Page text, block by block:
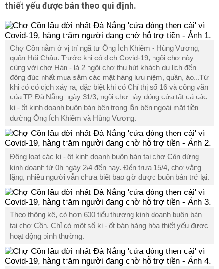
thiết yếu được bán theo qui định.
Chợ Cồn nằm ở vị trí ngã tư Ông Ích Khiêm - Hùng Vương,
quận Hải Châu. Trước khi có dịch Covid-19, ngôi chợ này
cùng với chợ Hàn - là 2 ngôi chợ thu hút khách du lịch đến
đông đúc nhất mua sắm các mặt hàng lưu niệm, quần, áo...Từ
khi có có dịch xảy ra, đặc biệt khi có Chỉ thị số 16 và công văn
của TP Đà Nẵng ngày 31/3, ngôi chợ này đóng cửa tất cả các
ki - ốt kinh doanh buôn bán bên trong lẫn bên ngoài mặt tiền
đường Ông Ích Khiêm và Hùng Vương.
Đồng loạt các ki - ốt kinh doanh buôn bán tại chợ Cồn dừng
kinh doanh từ 0h ngày 2/4 đến nay. Đến trưa 15/4, chợ vắng
lặng, nhiều người vẫn chưa biết bao giờ được buôn bán trở lại.
Theo thông kê, có hơn 600 tiểu thương kinh doanh buôn bán
tại chợ Cồn. Chỉ có một số ki - ốt bán hàng hóa thiết yếu được
hoạt động bình thường.